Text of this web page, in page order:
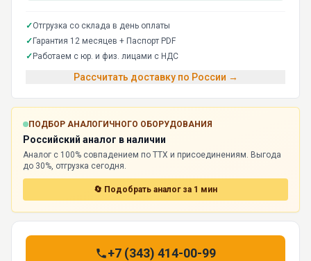
✓Отгрузка со склада в день оплаты
✓ Гарантия 12 месяцев + Паспорт PDF
✓ Работаем с юр. и физ. лицами с НДС
Рассчитать доставку по России →
ПОДБОР АНАЛОГИЧНОГО ОБОРУДОВАНИЯ
Российский аналог в наличии
Аналог с 100% совпадением по ТТХ и присоединениям. Выгода
до 30%, отгрузка сегодня.
🔄 Подобрать аналог за 1 мин
+7 (343) 414-00-99